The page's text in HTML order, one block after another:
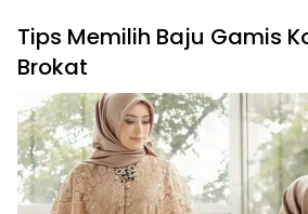
Tips Memilih Baju Gamis
Brokat